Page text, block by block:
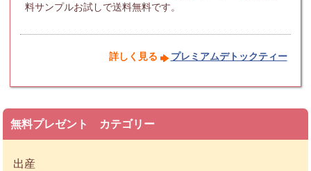
料サンプルお試しで送料無料です。
詳しく見る プレミアムデトックティー
無料プレゼント カテゴリー
出産